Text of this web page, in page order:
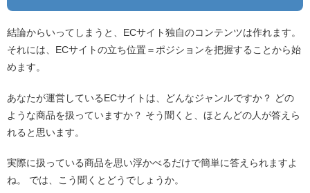
結論からいってしまうと、ECサイト独自のコンテンツは作れます。
それには、ECサイトの立ち位置＝ポジションを把握することから始
めます。
あなたが運営しているECサイトは、どんなジャンルですか？ どの
ような商品を扱っていますか？ そう聞くと、ほとんどの人が答えら
れると思います。
実際に扱っている商品を思い浮かべるだけで簡単に答えられますよ
ね。 では、こう聞くとどうでしょうか。